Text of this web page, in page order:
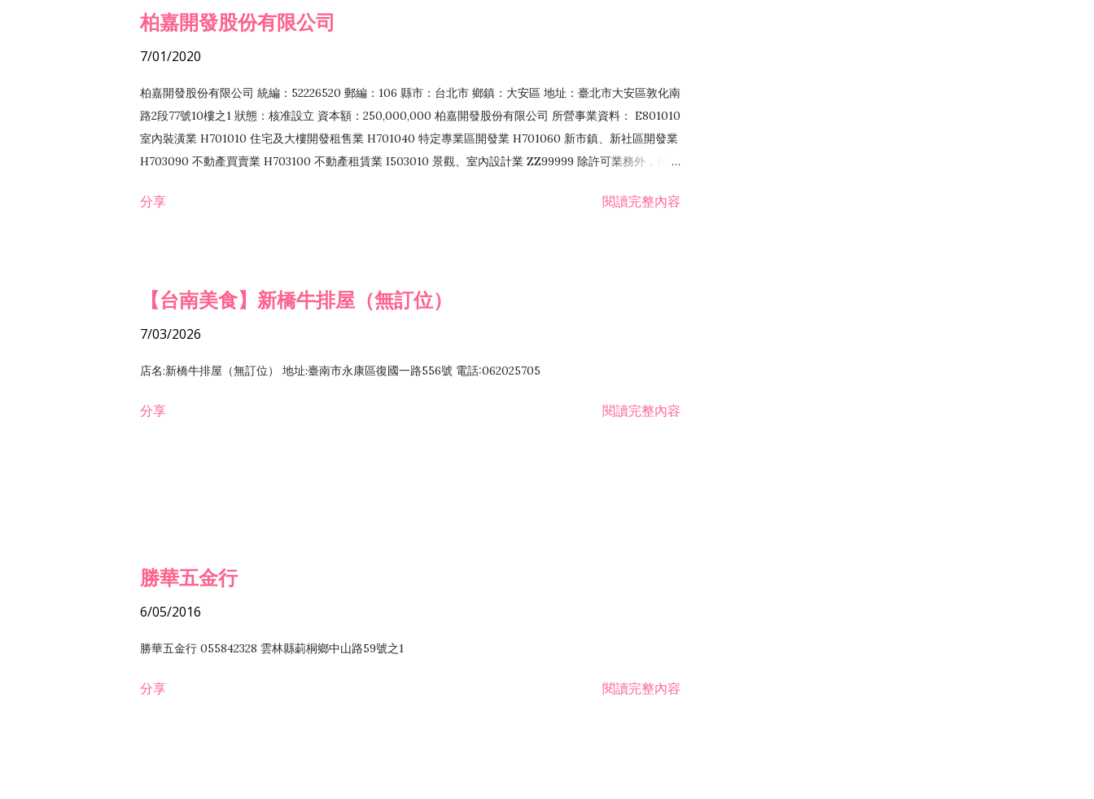
柏嘉開發股份有限公司
7/01/2020
柏嘉開發股份有限公司 統編：52226520 郵編：106 縣市：台北市 鄉鎮：大安區 地址：臺北市大安區敦化南
路2段77號10樓之1 狀態：核准設立 資本額：250,000,000 柏嘉開發股份有限公司 所營事業資料： E801010
室內裝潢業 H701010 住宅及大樓開發租售業 H701040 特定專業區開發業 H701060 新市鎮、新社區開發業
H703090 不動產買賣業 H703100 不動產租賃業 I503010 景觀、室內設計業 ZZ99999 除許可業務外，得經
分享 閱讀完整內容
【台南美食】新橋牛排屋（無訂位）
7/03/2026
店名:新橋牛排屋（無訂位） 地址:臺南市永康區復國一路556號 電話:062025705
分享 閱讀完整內容
勝華五金行
6/05/2016
勝華五金行 055842328 雲林縣莿桐鄉中山路59號之1
分享 閱讀完整內容